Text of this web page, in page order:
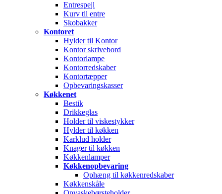
Entrespejl
Kurv til entre
Skobakker
Kontoret
Hylder til Kontor
Kontor skrivebord
Kontorlampe
Kontorredskaber
Kontortæpper
Opbevaringskasser
Køkkenet
Bestik
Drikkeglas
Holder til viskestykker
Hylder til køkken
Karklud holder
Knager til køkken
Køkkenlamper
Køkkenopbevaring
Ophæng til køkkenredskaber
Køkkenskåle